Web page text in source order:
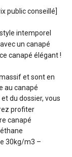
public conseillé]
intemporel
un canapé
canapé élégant !
et sont en
au canapé
du dossier, vous
profiter
canapé
30kg/m3 –